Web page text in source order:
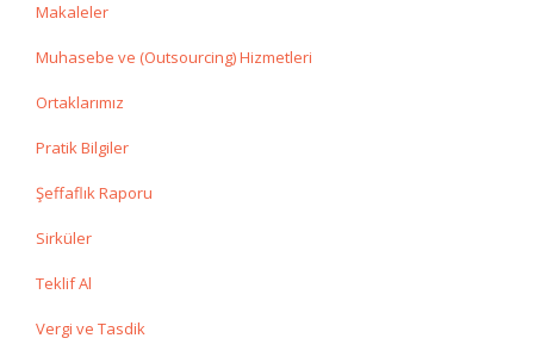
Makaleler
Muhasebe ve (Outsourcing) Hizmetleri
Ortaklarımız
Pratik Bilgiler
Şeffaflık Raporu
Sirküler
Teklif Al
Vergi ve Tasdik